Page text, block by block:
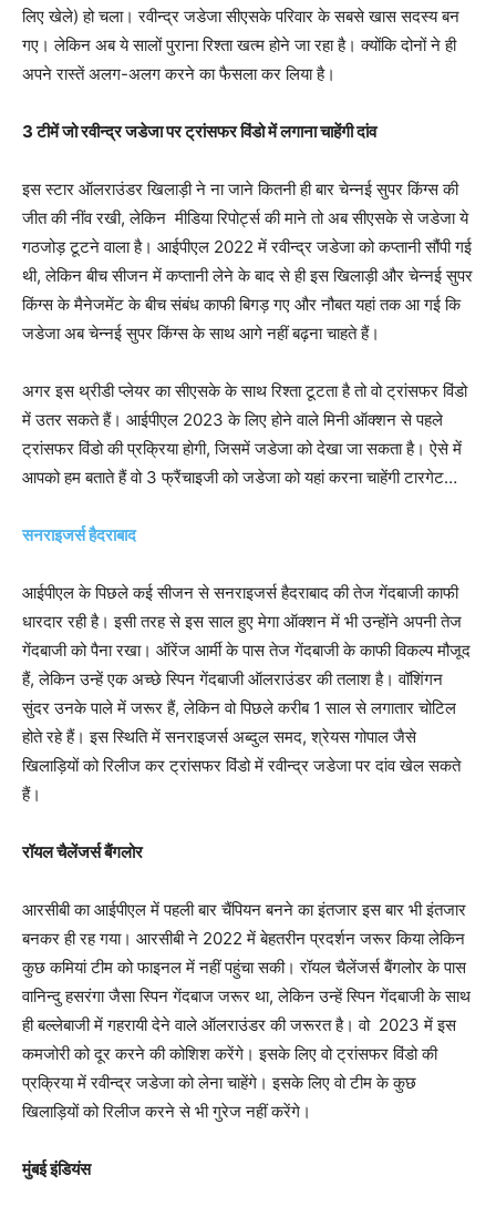
लिए खेले) हो चला। रवीन्द्र जडेजा सीएसके परिवार के सबसे खास सदस्य बन
गए। लेकिन अब ये सालों पुराना रिश्ता खत्म होने जा रहा है। क्योंकि दोनों ने ही
अपने रास्तें अलग-अलग करने का फैसला कर लिया है।
3 टीमें जो रवीन्द्र जडेजा पर ट्रांसफर विंडो में लगाना चाहेंगी दांव
इस स्टार ऑलराउंडर खिलाड़ी ने ना जाने कितनी ही बार चेन्नई सुपर किंग्स की
जीत की नींव रखी, लेकिन मीडिया रिपोर्ट्स की माने तो अब सीएसके से जडेजा ये
गठजोड़ टूटने वाला है। आईपीएल 2022 में रवीन्द्र जडेजा को कप्तानी सौंपी गई
थी, लेकिन बीच सीजन में कप्तानी लेने के बाद से ही इस खिलाड़ी और चेन्नई सुपर
किंग्स के मैनेजमेंट के बीच संबंध काफी बिगड़ गए और नौबत यहां तक आ गई कि
जडेजा अब चेन्नई सुपर किंग्स के साथ आगे नहीं बढ़ना चाहते हैं।
अगर इस थ्रीडी प्लेयर का सीएसके के साथ रिश्ता टूटता है तो वो ट्रांसफर विंडो
में उतर सकते हैं। आईपीएल 2023 के लिए होने वाले मिनी ऑक्शन से पहले
ट्रांसफर विंडो की प्रक्रिया होगी, जिसमें जडेजा को देखा जा सकता है। ऐसे में
आपको हम बताते हैं वो 3 फ्रैंचाइजी को जडेजा को यहां करना चाहेंगी टारगेट…
सनराइजर्स हैदराबाद
आईपीएल के पिछले कई सीजन से सनराइजर्स हैदराबाद की तेज गेंदबाजी काफी
धारदार रही है। इसी तरह से इस साल हुए मेगा ऑक्शन में भी उन्होंने अपनी तेज
गेंदबाजी को पैना रखा। ऑरेंज आर्मी के पास तेज गेंदबाजी के काफी विकल्प मौजूद
हैं, लेकिन उन्हें एक अच्छे स्पिन गेंदबाजी ऑलराउंडर की तलाश है। वॉशिंगन
सुंदर उनके पाले में जरूर हैं, लेकिन वो पिछले करीब 1 साल से लगातार चोटिल
होते रहे हैं। इस स्थिति में सनराइजर्स अब्दुल समद, श्रेयस गोपाल जैसे
खिलाड़ियों को रिलीज कर ट्रांसफर विंडो में रवीन्द्र जडेजा पर दांव खेल सकते
हैं।
रॉयल चैलेंजर्स बैंगलोर
आरसीबी का आईपीएल में पहली बार चैंपियन बनने का इंतजार इस बार भी इंतजार
बनकर ही रह गया। आरसीबी ने 2022 में बेहतरीन प्रदर्शन जरूर किया लेकिन
कुछ कमियां टीम को फाइनल में नहीं पहुंचा सकी। रॉयल चैलेंजर्स बैंगलोर के पास
वानिन्दु हसरंगा जैसा स्पिन गेंदबाज जरूर था, लेकिन उन्हें स्पिन गेंदबाजी के साथ
ही बल्लेबाजी में गहरायी देने वाले ऑलराउंडर की जरूरत है। वो 2023 में इस
कमजोरी को दूर करने की कोशिश करेंगे। इसके लिए वो ट्रांसफर विंडो की
प्रक्रिया में रवीन्द्र जडेजा को लेना चाहेंगे। इसके लिए वो टीम के कुछ
खिलाड़ियों को रिलीज करने से भी गुरेज नहीं करेंगे।
मुंबई इंडियंस